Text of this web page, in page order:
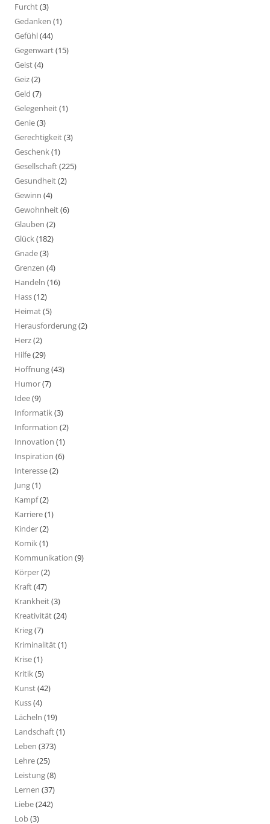
Furcht(3)
Gedanken (1)
Gefühl(44)
Gegenwart(15)
Geist(4)
Geiz(2)
Geld (7)
Gelegenheit(1)
Genie(3)
Gerechtigkeit(3)
Geschenk(1)
Gesellschaft(225)
Gesundheit(2)
Gewinn (4)
Gewohnheit(6)
Glauben (2)
Glück(182)
Gnade(3)
Grenzen (4)
Handeln (16)
Hass(12)
Heimat(5)
Herausforderung(2)
Herz(2)
Hilfe(29)
Hoffnung(43)
Humor(7)
Idee(9)
Informatik(3)
Information (2)
Innovation (1)
Inspiration (6)
Interesse(2)
Jung(1)
Kampf(2)
Karriere(1)
Kinder(2)
Komik(1)
Kommunikation (9)
Körper(2)
Kraft(47)
Krankheit(3)
Kreativität(24)
Krieg(7)
Kriminalität(1)
Krise(1)
Kritik(5)
Kunst(42)
Kuss(4)
Lächeln (19)
Landschaft(1)
Leben (373)
Lehre(25)
Leistung(8)
Lernen (37)
Liebe(242)
Lob(3)